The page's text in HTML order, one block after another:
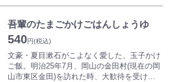
きたまごはもちろん、あらゆるたまご料理に
よく合います。
冷やっこ・湯豆腐などにはかけしょうゆとし
てそのまま、2～3倍にうすめて豚しゃぶのた
れ・天つゆ・めんつゆとしてもおいしくお召
し上がりいただけます。
吾輩のたまごかけごはんしょうゆ
540円(税込)
文豪・夏目漱石がこよなく愛した、玉子かけ
ご飯。明治25年7月、岡山の金田村(現在の岡
山市東区金田)を訪れた時、大歓待を受けた